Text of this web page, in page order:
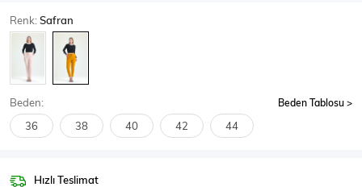
Body
SPOR GİYİM
Renk:Safran
Beden: Beden Tablosu
36 38 40 42 44
Hızlı Teslimat